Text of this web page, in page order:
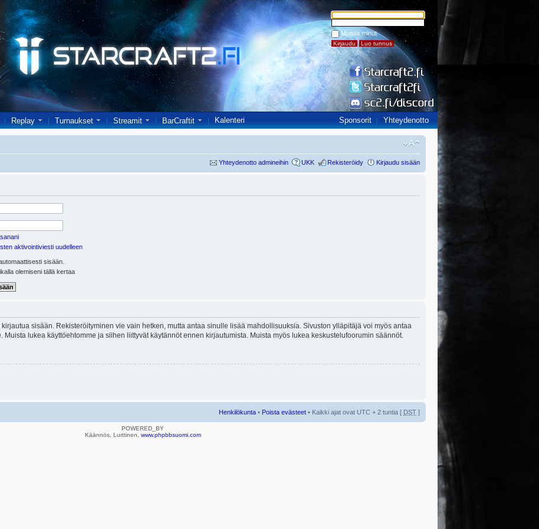
Muista minut
Replay Turnaukset Streamit BarCraftit Kalenteri Sponsorit Yhteydenotto
Yhteydenotto admineihin UKK Rekisteröidy Kirjaudu sisään
aktivointiviesti uudelleen
sisään.
olemiseni tällä kertaa
sisään. Rekisteröityminen vie vain hetken, mutta antaa sinulle lisää mahdollisuuksia. Sivuston ylläpitäjä voi myös antaa
lukea käyttöehtomme ja siihen liittyvät käytännöt ennen kirjautumista. Muista myös lukea keskustelufoorumin säännöt.
Henkilökunta • Poista evästeet • Kaikki ajat ovat UTC + 2 tuntia [ DST ]
POWERED_BY
Käännös, Lurttinen, www.phpbbsuomi.com